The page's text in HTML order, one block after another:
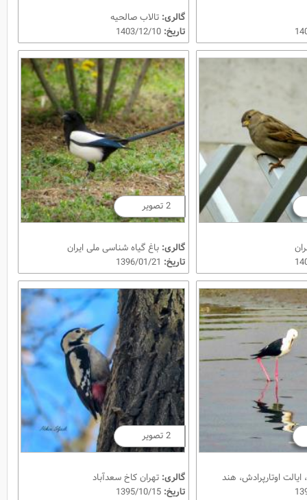
گالری: تالاب صالحیه
تاریخ:
2 تصویر
گالری: باغ گیاه شناسی ملی ایران
تاریخ:
اوتارپرادش، هند
2 تصویر
گالری: تهران کاخ سعدآباد
تاریخ: